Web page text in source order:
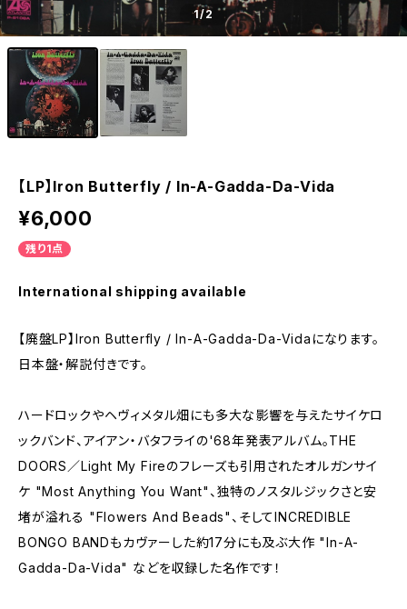
1/2
【LP】Iron Butterfly / In-A-Gadda-Da-Vida
¥6,000
残り1点
International shipping available
【廃盤LP】Iron Butterfly / In-A-Gadda-Da-Vidaになります。
日本盤・解説付きです。
ハードロックやヘヴィメタル畑にも多大な影響を与えたサイケロ
ックバンド、アイアン・バタフライの'68年発表アルバム。THE
DOORS／Light My Fireのフレーズも引用されたオルガンサイ
ケ "Most Anything You Want"、独特のノスタルジックさと安
堵が溢れる "Flowers And Beads"、そしてINCREDIBLE
BONGO BANDもカヴァーした約17分にも及ぶ大作 "In-A-
Gadda-Da-Vida" などを収録した名作です！